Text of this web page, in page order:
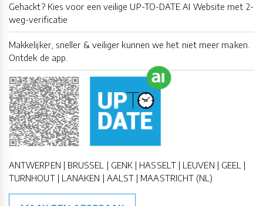
Gehackt? Kies voor een veilige UP-TO-DATE AI Website met 2-
weg-verificatie
Makkelijker, sneller & veiliger kunnen we het niet meer maken.
Ontdek de app.
ANTWERPEN | BRUSSEL | GENK | HASSELT | LEUVEN | GEEL |
TURNHOUT | LANAKEN | AALST | MAASTRICHT (NL)